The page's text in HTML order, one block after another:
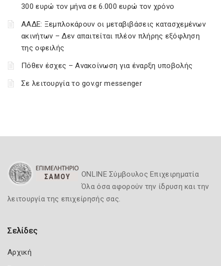
300 ευρώ τον μήνα σε 6.000 ευρώ τον χρόνο
ΑΑΔΕ: Ξεμπλοκάρουν οι μεταβιβάσεις κατασχεμένων
ακινήτων – Δεν απαιτείται πλέον πλήρης εξόφληση
της οφειλής
Πόθεν έσχες – Ανακοίνωση για έναρξη υποβολής
Σε λειτουργία το gov.gr messenger
ONLINE Σύμβουλος Επιχειρηματία
Όλα όσα αφορούν την ίδρυση και την
λειτουργία της επιχείρησής σας.
Σελίδες
Αρχική